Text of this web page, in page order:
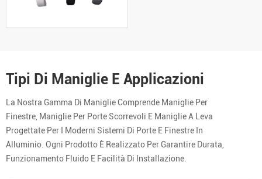
Tipi Di Maniglie E Applicazioni
La Nostra Gamma Di Maniglie Comprende Maniglie Per
Finestre, Maniglie Per Porte Scorrevoli E Maniglie A Leva
Progettate Per I Moderni Sistemi Di Porte E Finestre In
Alluminio. Ogni Prodotto È Realizzato Per Garantire Durata,
Funzionamento Fluido E Facilità Di Installazione.